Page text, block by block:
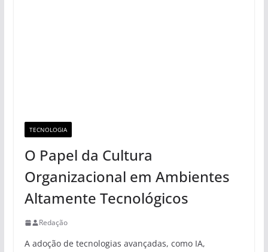
TECNOLOGIA
O Papel da Cultura
Organizacional em Ambientes
Altamente Tecnológicos
Redação
A adoção de tecnologias avançadas, como IA,